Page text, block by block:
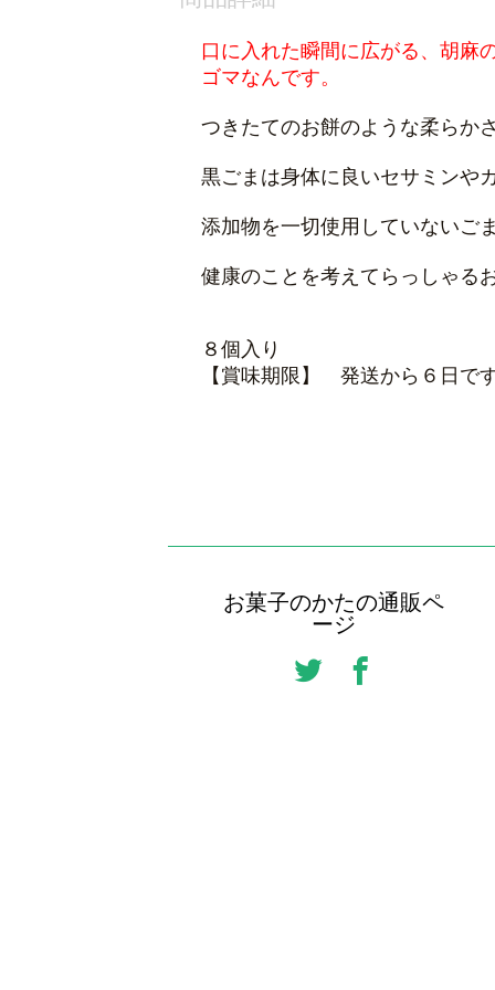
口に入れた瞬間に広がる、胡麻
ゴマなんです。
つきたてのお餅のような柔らか
黒ごまは身体に良いセサミンや
添加物を一切使用していないご
健康のことを考えてらっしゃる
８個入り
【賞味期限】 発送から６日で
お菓子のかたの通販ペ
ージ